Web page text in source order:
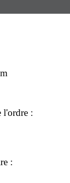
l'ordre :
: